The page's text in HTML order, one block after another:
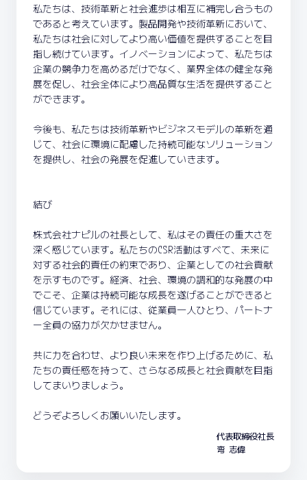
私たちは、技術革新と社会進歩は相互に補完し合うもの
であると考えています。製品開発や技術革新において、
私たちは社会に対してより高い価値を提供することを目
指し続けています。イノベーションによって、私たちは
企業の競争力を高めるだけでなく、業界全体の健全な発
展を促し、社会全体により高品質な生活を提供すること
ができます。
今後も、私たちは技術革新やビジネスモデルの革新を通
じて、社会に環境に配慮した持続可能なソリューション
を提供し、社会の発展を促進していきます。
結び
株式会社ナピルの社長として、私はその責任の重大さを
深く感じています。私たちのCSR活動はすべて、未来に
対する社会的責任の約束であり、企業としての社会貢献
を示すものです。経済、社会、環境の調和的な発展の中
でこそ、企業は持続可能な成長を遂げることができると
信じています。それには、従業員一人ひとり、パートナ
ー全員の協力が欠かせません。
共に力を合わせ、より良い未来を作り上げるために、私
たちの責任感を持って、さらなる成長と社会貢献を目指
してまいりましょう。
どうぞよろしくお願いいたします。
代表取締役社長
弯 志偉